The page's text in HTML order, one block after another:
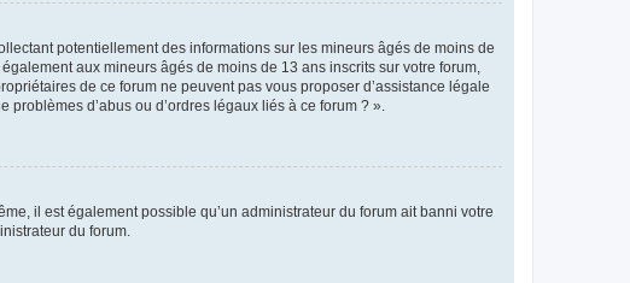
potentiellement des informations sur les mineurs âgés de moins de
aux mineurs âgés de moins de 13 ans inscrits sur votre forum,
de ce forum ne peuvent pas vous proposer d’assistance légale
d’abus ou d’ordres légaux liés à ce forum ? ».
il est également possible qu’un administrateur du forum ait banni votre
du forum.